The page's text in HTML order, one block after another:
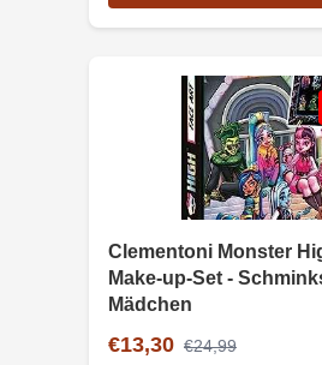
Clementoni Monster
Make-up-Set -
Mädchen
€13,30 €24,99